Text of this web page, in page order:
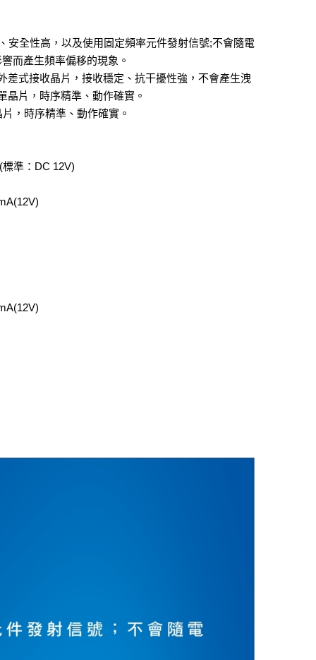
安全性高，以及使用固定頻率元件發射信號;不會隨電
而產生頻率偏移的現象。
差式接收晶片，接收穩定、抗干擾性強，不會產生洩
晶片，時序精準、動作確實。
，時序精準、動作確實。
準：DC 12V)